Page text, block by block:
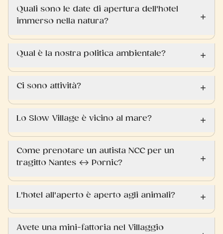
Quali sono le date di apertura dell'hotel
immerso nella natura?
Qual è la nostra politica ambientale?
Ci sono attività?
Lo Slow Village è vicino al mare?
Come prenotare un autista NCC per un
tragitto Nantes ↔ Pornic?
L'hotel all'aperto è aperto agli animali?
Avete una mini-fattoria nel Villaggio